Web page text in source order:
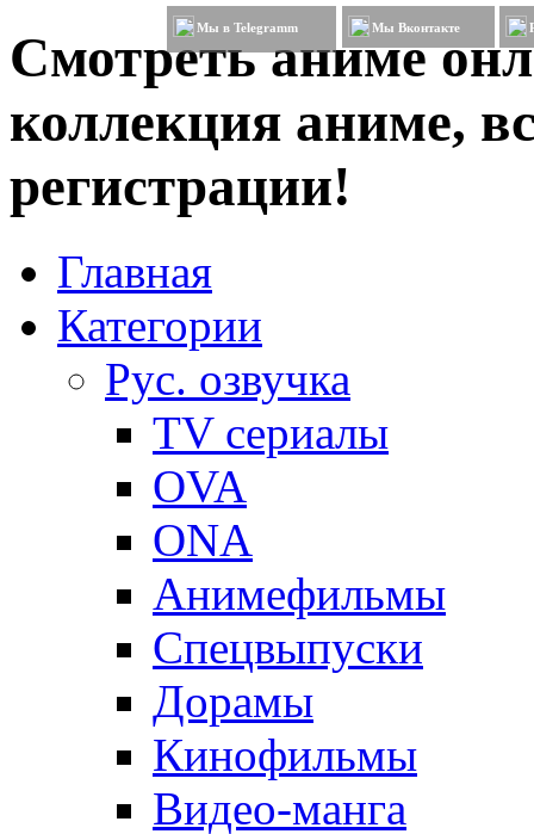
Смотреть аниме
коллекция аниме,
регистрации!
Мы в Telegramm Мы Вконтакте
Главная
Категории
Рус. озвучка
TV сериалы
OVA
ONA
Анимефильмы
Спецвыпуски
Дорамы
Кинофильмы
Видео-манга